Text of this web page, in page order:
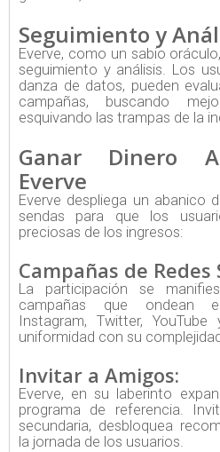
Seguimiento y
Everve, como un sabio
seguimiento y análisis. Los
danza de datos, pueden
campañas, buscando
esquivando las trampas de la
Ganar Dinero
Everve
Everve despliega un abanico
sendas para que los
preciosas de los ingresos:
Campañas de Redes
La participación se
campañas que ondean
Instagram, Twitter,
uniformidad con su
Invitar a Amigos:
Everve, en su laberinto
programa de referencia.
secundaria, desbloquea
la jornada de los usuarios.